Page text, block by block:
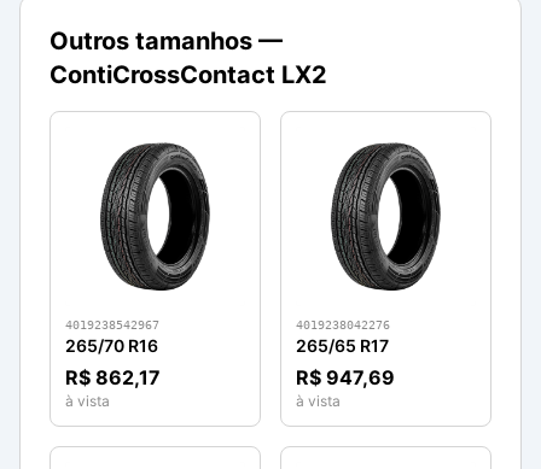
Outros tamanhos —
ContiCrossContact LX2
4019238542967
265/70 R16
R$ 862,17
à vista
4019238042276
265/65 R17
R$ 947,69
à vista